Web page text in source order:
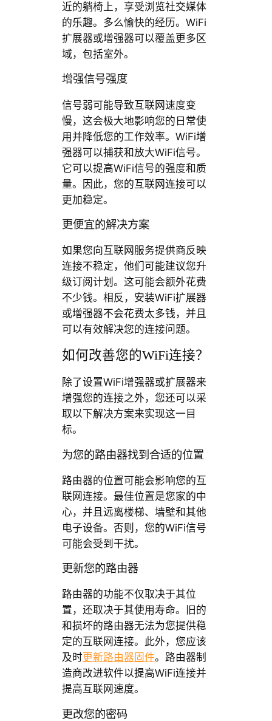
近的躺椅上，享受浏览社交媒体
的乐趣。多么愉快的经历。WiFi
扩展器或增强器可以覆盖更多区
域，包括室外。
增强信号强度
信号弱可能导致互联网速度变
慢，这会极大地影响您的日常使
用并降低您的工作效率。WiFi增
强器可以捕获和放大WiFi信号。
它可以提高WiFi信号的强度和质
量。因此，您的互联网连接可以
更加稳定。
更便宜的解决方案
如果您向互联网服务提供商反映
连接不稳定，他们可能建议您升
级订阅计划。这可能会额外花费
不少钱。相反，安装WiFi扩展器
或增强器不会花费太多钱，并且
可以有效解决您的连接问题。
如何改善您的WiFi连接？
除了设置WiFi增强器或扩展器来
增强您的连接之外，您还可以采
取以下解决方案来实现这一目
标。
为您的路由器找到合适的位置
路由器的位置可能会影响您的互
联网连接。最佳位置是您家的中
心，并且远离楼梯、墙壁和其他
电子设备。否则，您的WiFi信号
可能会受到干扰。
更新您的路由器
路由器的功能不仅取决于其位
置，还取决于其使用寿命。旧的
和损坏的路由器无法为您提供稳
定的互联网连接。此外，您应该
及时更新路由器固件。路由器制
造商改进软件以提高WiFi连接并
提高互联网速度。
更改您的密码